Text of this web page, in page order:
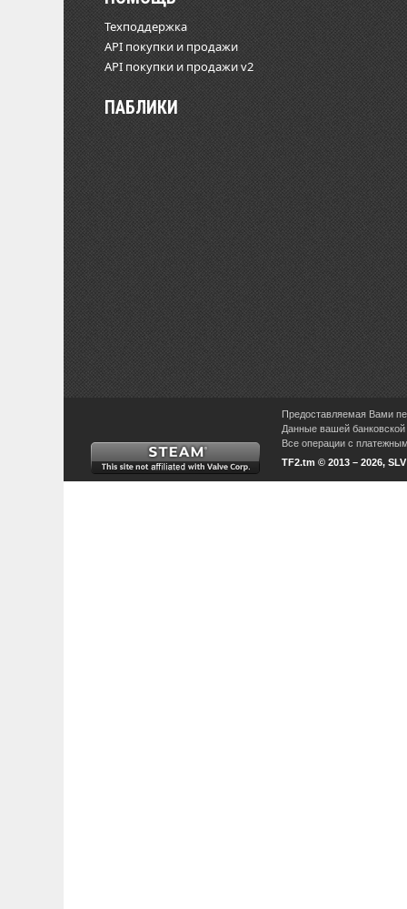
Техподдержка
API покупки и продажи
API покупки и продажи v2
ПАБЛИКИ
Предоставляемая Вами
Данные вашей
Все операции с
TF2.tm © 2013 – 2026,